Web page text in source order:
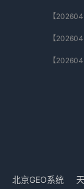
【
【
【
北京GEO系统